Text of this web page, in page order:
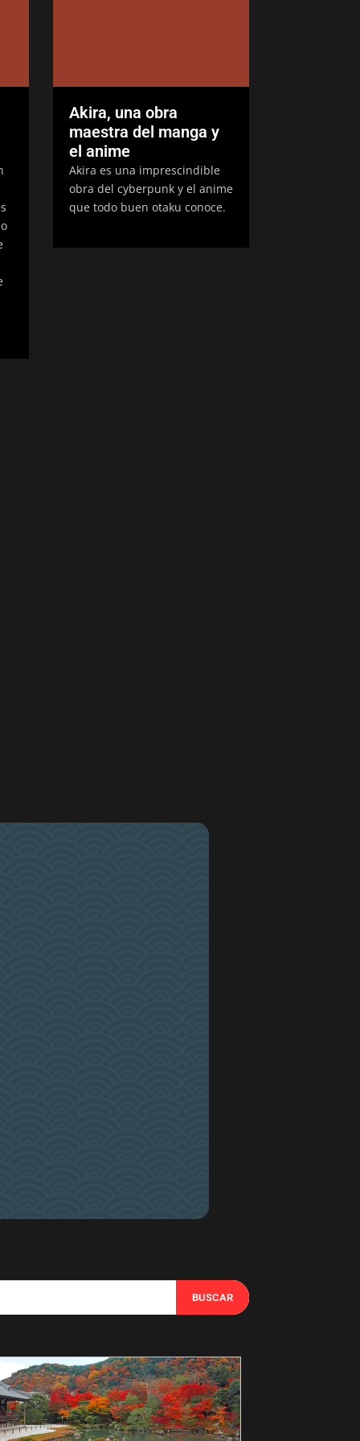
Akira, una obra
maestra del manga y
el anime
Akira es una imprescindible
obra del cyberpunk y el anime
que todo buen otaku conoce.
BUSCAR